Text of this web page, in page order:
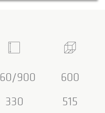
900 600
330 515